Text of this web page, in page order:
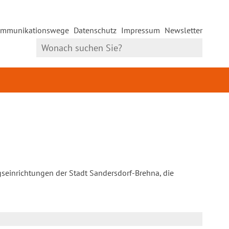
Datenschutz Impressum Newsletter
der Stadt Sandersdorf-Brehna, die